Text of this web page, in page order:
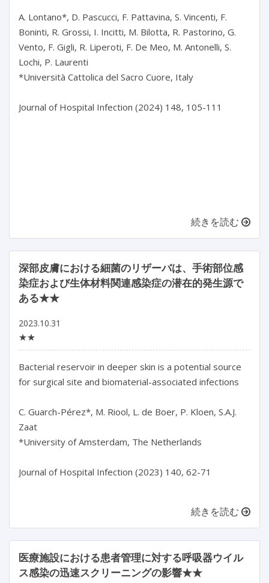
A. Lontano*, D. Pascucci, F. Pattavina, S. Vincenti, F.
Boninti, R. Grossi, I. Incitti, M. Bilotta, R. Pastorino, G.
Vento, F. Gigli, R. Liperoti, F. De Meo, M. Antonelli, S.
Lochi, P. Laurenti
*Università Cattolica del Sacro Cuore, Italy
Journal of Hospital Infection (2024) 148, 105-111
続きを読む
深部皮膚における細菌のリザーバは、手術部位感
染症および生体材料関連感染症の潜在的発生源で
ある★★
2023.10.31
★★
Bacterial reservoir in deeper skin is a potential source
for surgical site and biomaterial-associated infections
C. Guarch-Pérez*, M. Riool, L. de Boer, P. Kloen, S.A.J.
Zaat
*University of Amsterdam, The Netherlands
Journal of Hospital Infection (2023) 140, 62-71
続きを読む
医療施設における患者管理に対する呼吸器ウイル
ス感染の迅速スクリーニングの影響★★